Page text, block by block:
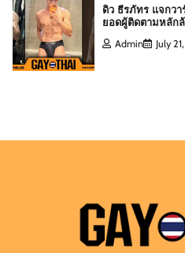
สกาย พิเชษฐ์ แจ
International
Admin
Admin
เลือดอุตรดิตถ์
Admin